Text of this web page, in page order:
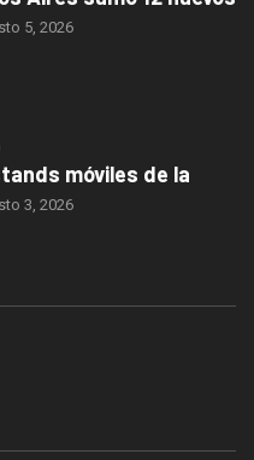
5, 2026
móviles de la
3, 2026